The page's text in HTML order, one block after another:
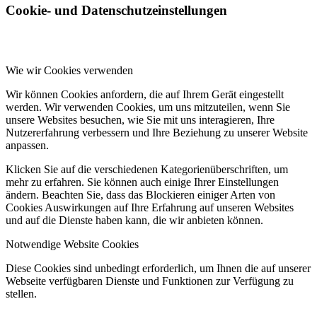
Cookie- und Datenschutzeinstellungen
Wie wir Cookies verwenden
Wir können Cookies anfordern, die auf Ihrem Gerät eingestellt
werden. Wir verwenden Cookies, um uns mitzuteilen, wenn Sie
unsere Websites besuchen, wie Sie mit uns interagieren, Ihre
Nutzererfahrung verbessern und Ihre Beziehung zu unserer Website
anpassen.
Klicken Sie auf die verschiedenen Kategorienüberschriften, um
mehr zu erfahren. Sie können auch einige Ihrer Einstellungen
ändern. Beachten Sie, dass das Blockieren einiger Arten von
Cookies Auswirkungen auf Ihre Erfahrung auf unseren Websites
und auf die Dienste haben kann, die wir anbieten können.
Notwendige Website Cookies
Diese Cookies sind unbedingt erforderlich, um Ihnen die auf unserer
Webseite verfügbaren Dienste und Funktionen zur Verfügung zu
stellen.